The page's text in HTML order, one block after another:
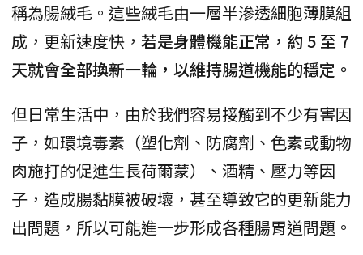
稱為腸絨毛。這些絨毛由一層半滲透細胞薄膜組
成，更新速度快， 若是身體機能正常，約 5 至 7
天就會全部換新一輪，以維持腸道機能的穩定。
但日常生活中，由於我們容易接觸到不少有害因
子，如環境毒素（塑化劑、防腐劑、色素或動物
肉施打的促進生長荷爾蒙）、酒精、壓力等因
子，造成腸黏膜被破壞，甚至導致它的更新能力
出問題，所以可能進一步形成各種腸胃道問題。